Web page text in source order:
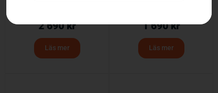
2 690kr
Läs mer
1 690kr
Läs mer